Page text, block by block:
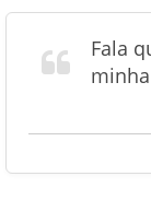
Fala